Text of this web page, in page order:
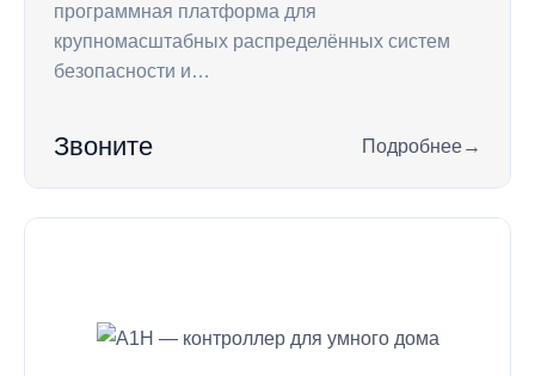
программная платформа для
крупномасштабных распределённых систем
безопасности и…
Звоните Подробнее
: SUPER SQLXX
→